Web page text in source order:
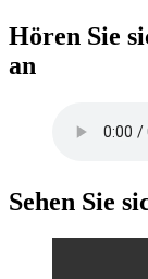
Hören Sie
an
Sehen Sie